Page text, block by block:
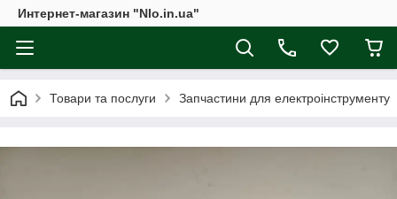
Интернет-магазин "Nlo.in.ua"
Товари та послуги Запчастини для електроінструменту